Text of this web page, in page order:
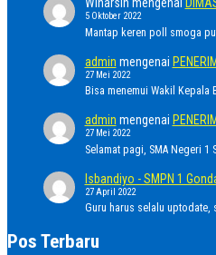
5 Oktober 2022
Mantap keren poll smoga
admin mengenai
27 Mei 2022
Bisa menemui Wakil Kepala
admin mengenai
27 Mei 2022
Selamat pagi, SMA Negeri
Isbandiyo - SMPN 1
27 April 2022
Guru harus selalu
Pos Terbaru